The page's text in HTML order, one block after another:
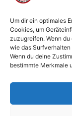
Um dir ein optimales
Cookies, um
zuzugreifen. Wenn
wie das
Wenn du deine
bestimmte Merkmale
© 2002 -
Mercenaries